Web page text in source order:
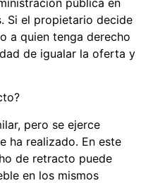
Si el propietario decide
a quien tenga derecho
de igualar la oferta y
pero se ejerce
ha realizado. En este
de retracto puede
en los mismos